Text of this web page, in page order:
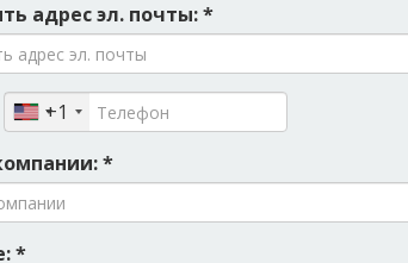
адрес эл. почты: *
+1
*
*